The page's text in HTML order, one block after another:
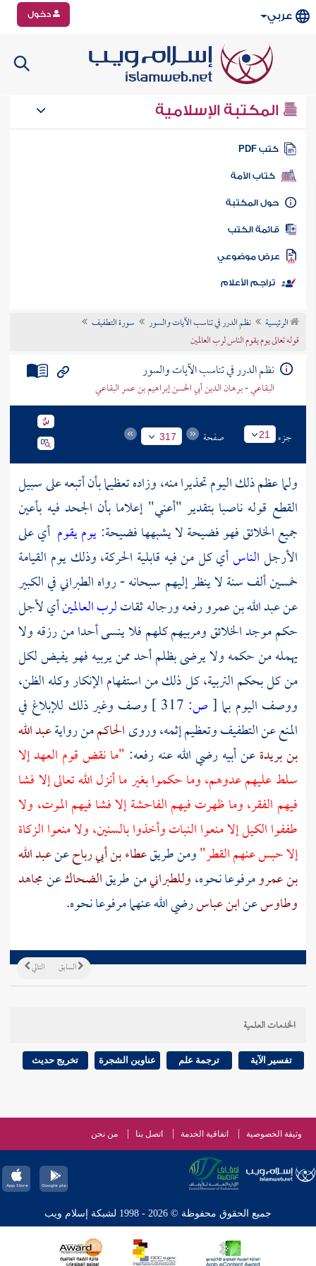
عربي دخول
المكتبة الإسلامية
كتب PDF
كتاب الأمة
المكتبة
الكتب
موضوعي
تراجم الأعلام
الرئيسية نظم الدرر في تناسب الآيات والسور
سورة التطفيف
قوله تعالى يوم يقوم الناس لرب العالمين
نظم الدرر في تناسب الآيات والسور
البقاعي - برهان الدين أبي الحسن إبراهيم بن عمر البقاعي
جزء 21 صفحة 317
ولما عظم ذلك اليوم تحذيرا منه، وزاده تعظيما بأن أتبعه على سبيل
القطع قوله ناصبا بتقدير "أعني" إعلاما بأن الجحد فيه بأعين
جميع الخلائق فهو فضيحة لا يشبهها فضيحة:يوم يقوم أي على
الأرجلالناسأي كل من فيه قابلية الحركة، وذلك يوم القيامة
خمسين ألف سنة لا ينظر إليهم سبحانه - رواه الطبراني في الكبير
عن عبد الله بن عمرو رفعه ورجاله ثقاتلرب العالمينأي لأجل
حكم موجد الخلائق ومربيهم كلهم فلا ينسى أحدا من رزقه ولا
يهمله من حكمه ولا يرضى بظلم أحد ممن يربيه فهو يفيض لكل
من كل بحكم التربية، كل ذلك من استفهام الإنكار وكله الظن،
ووصف اليوم بما [ص:
وصف وغير ذلك للإبلاغ في
المنع عن التطفيف وتعظيم إثمه، وروىالحاكممن روايةعبد الله
بن بريدةعن أبيه رضي الله عنه رفعه: "ما نقض قوم العهد إلا
سلط عليهم عدوهم، وما حكموا بغير ما أنزل الله تعالى إلا فشا
فيهم الفقر، وما ظهرت فيهم الفاحشة إلا فشا فيهم الموت، ولا
طففوا الكيل إلا منعوا النبات وأخذوا بالسنين، ولا منعوا الزكاة
إلا حبس عنهم القطر"ومن طريقعطاء بن أبي رباحعنعبد الله
بن عمرومرفوعا نحوه،وللطبرانيمن طريقالضحاكعنمجاهد
وطاوسعنابن عباسرضي الله عنهما مرفوعا نحوه.
التالي السابق
الخدمات العلمية
تفسير الآية ترجمة علم عناوين الشجرة تخريج حديث
وثيقة الخصوصية اتفاقية الخدمة اتصل بنا من نحن
جميع الحقوق محفوظة © 2026 - 1998 لشبكة إسلام ويب